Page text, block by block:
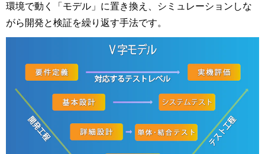
環境で動く「モデル」に置き換え、シミュレーションしな
がら開発と検証を繰り返す手法です。